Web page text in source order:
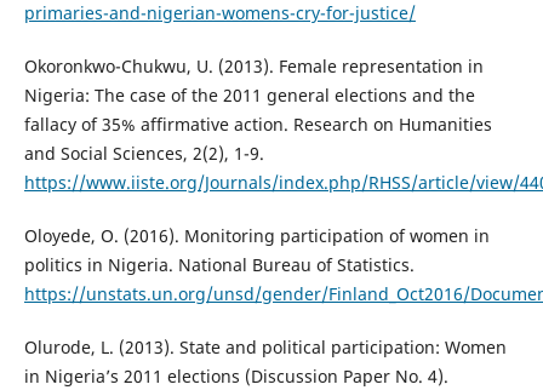
primaries-and-nigerian-womens-cry-for-justice/
Okoronkwo-Chukwu, U. (2013). Female representation in
Nigeria: The case of the 2011 general elections and the
fallacy of 35% affirmative action. Research on Humanities
and Social Sciences, 2(2), 1-9.
https://www.iiste.org/Journals/index.php/RHSS/article/view/
Oloyede, O. (2016). Monitoring participation of women in
politics in Nigeria. National Bureau of Statistics.
https://unstats.un.org/unsd/gender/Finland_Oct2016/
Olurode, L. (2013). State and political participation: Women
in Nigeria’s 2011 elections (Discussion Paper No. 4).